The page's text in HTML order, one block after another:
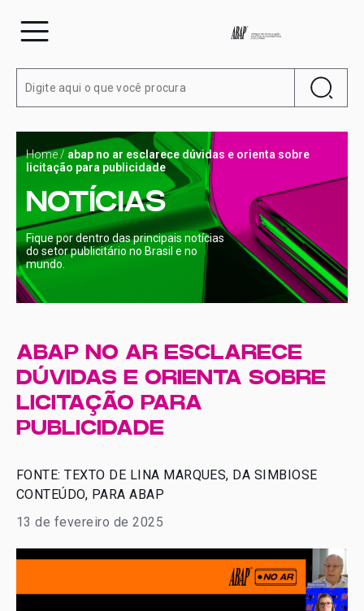
Home / abap no ar esclarece dúvidas e orienta sobre
licitação para publicidade
NOTÍCIAS
Fique por dentro das principais notícias
do setor publicitário no Brasil e no
mundo.
ABAP NO AR ESCLARECE
DÚVIDAS E ORIENTA SOBRE
LICITAÇÃO PARA
PUBLICIDADE
FONTE: TEXTO DE LINA MARQUES, DA SIMBIOSE
CONTEÚDO, PARA ABAP
13 de fevereiro de 2025